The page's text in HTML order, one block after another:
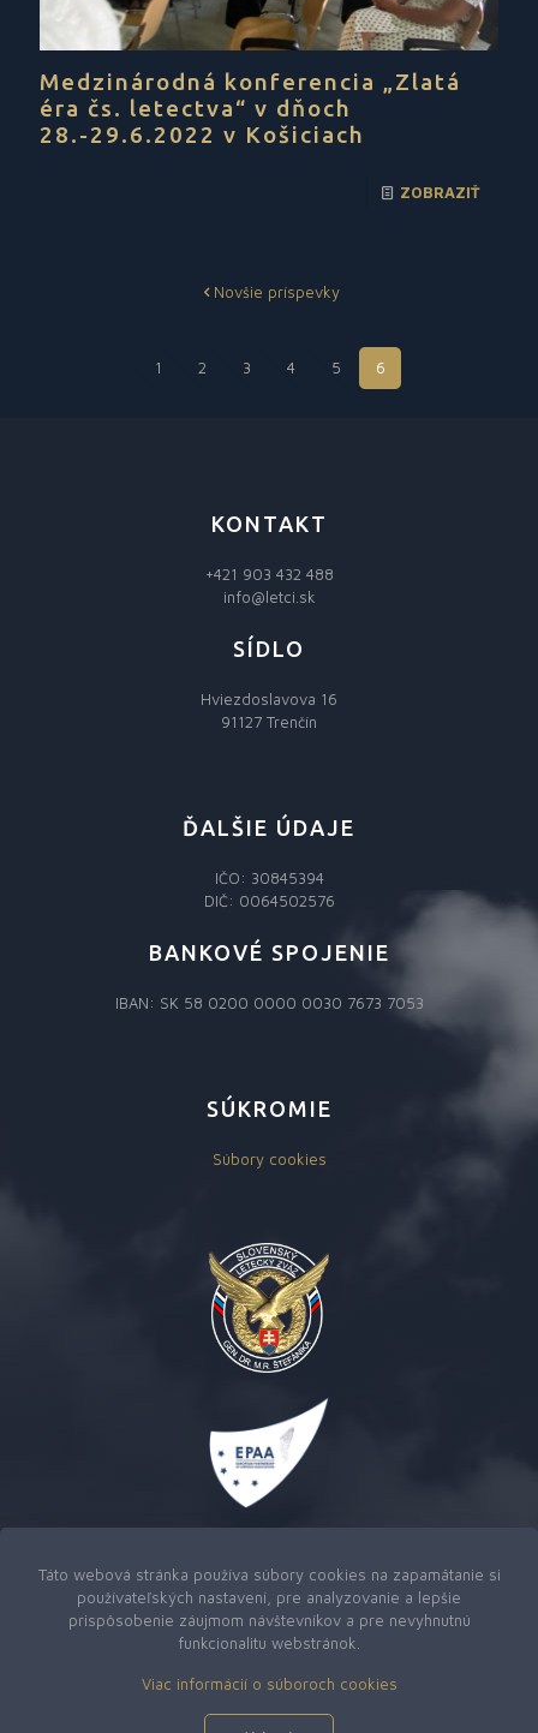
Medzinárodná konferencia „Zlatá
éra čs. letectva“ v dňoch
28.-29.6.2022 v Košiciach
ZOBRAZIŤ
Novšie príspevky
1 2 3 4 5 6
KONTAKT
+421 903 432 488
info@letci.sk
SÍDLO
Hviezdoslavova 16
91127 Trenčín
ĎALŠIE ÚDAJE
IČO: 30845394
DIČ: 0064502576
BANKOVÉ SPOJENIE
IBAN: SK 58 0200 0000 0030 7673 7053
SÚKROMIE
Súbory cookies
|Webová stránka od M-Create
Táto webová stránka používa súbory cookies na zapamätanie si
používateľských nastavení, pre analyzovanie a lepšie
prispôsobenie záujmom návštevníkov a pre nevyhnutnú
funkcionalitu webstránok.
Viac informácií o súboroch cookies